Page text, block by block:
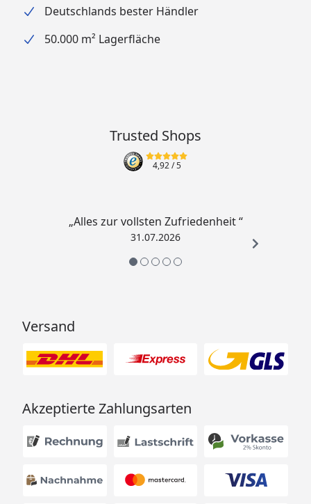
Deutschlands bester Händler
50.000 m² Lagerfläche
Trusted Shops
4,92/ 5
„Alles zur vollsten Zufriedenheit “
31.07.2026
Versand
Akzeptierte Zahlungsarten